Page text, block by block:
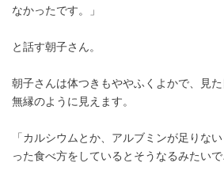
なかったです。」
と話す朝子さん。
朝子さんは体つきもややふくよかで、見
無縁のように見えます。
「カルシウムとか、アルブミンが足りな
った食べ方をしているとそうなるみたい